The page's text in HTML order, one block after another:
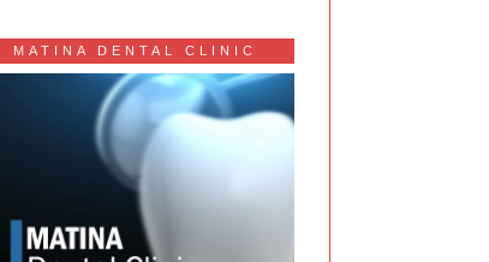
MATINA DENTAL CLINIC